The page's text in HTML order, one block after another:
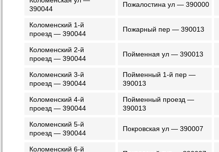
390044
Пожалостина ул — 390000
Коломенский 1-й
проезд — 390044
Пожарный пер — 390013
Коломенский 2-й
проезд — 390044
Пойменная ул — 390013
Коломенский 3-й
проезд — 390044
Пойменный 1-й пер —
390013
Коломенский 4-й
проезд — 390044
Пойменный проезд —
390013
Коломенский 5-й
проезд — 390044
Покровская ул — 390007
Коломенский 6-й